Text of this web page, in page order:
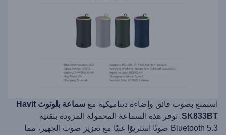
استمتع بصوت فائق وإضاءة ديناميكية مع
سماعة بلوتوث Havit
SK833BT. توفر هذه السماعة المحمولة المزودة بتقنية
Bluetooth 5.3 صوتًا استريوًا غنيًا مع تعزيز صوت الجهير، مما